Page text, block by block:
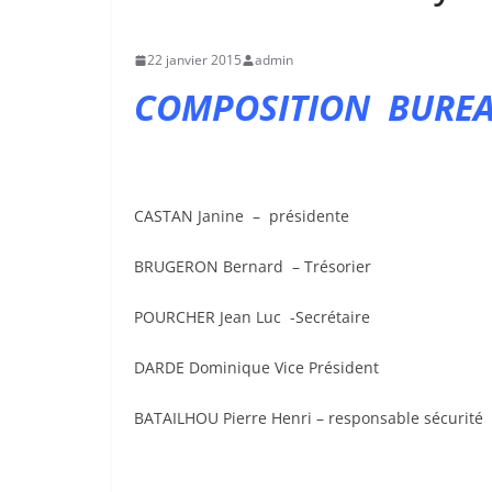
22 janvier 2015 admin
COMPOSITION
CASTAN Janine – présidente
BRUGERON Bernard – Trésorier
POURCHER Jean Luc -Secrétaire
DARDE Dominique Vice Président
BATAILHOU Pierre Henri – responsable sécurité